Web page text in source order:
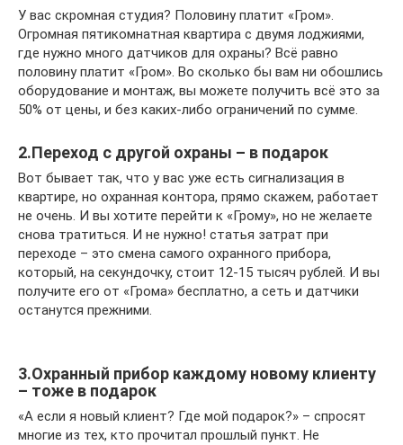
У вас скромная студия? Половину платит «Гром».
Огромная пятикомнатная квартира с двумя лоджиями,
где нужно много датчиков для охраны? Всё равно
половину платит «Гром». Во сколько бы вам ни обошлись
оборудование и монтаж, вы можете получить всё это за
50% от цены, и без каких-либо ограничений по сумме.
2.Переход с другой охраны – в подарок
Вот бывает так, что у вас уже есть сигнализация в
квартире, но охранная контора, прямо скажем, работает
не очень. И вы хотите перейти к «Грому», но не желаете
снова тратиться. И не нужно! статья затрат при
переходе – это смена самого охранного прибора,
который, на секундочку, стоит 12-15 тысяч рублей. И вы
получите его от «Грома» бесплатно, а сеть и датчики
останутся прежними.
3.Охранный прибор каждому новому клиенту
– тоже в подарок
«А если я новый клиент? Где мой подарок?» – спросят
многие из тех, кто прочитал прошлый пункт. Не